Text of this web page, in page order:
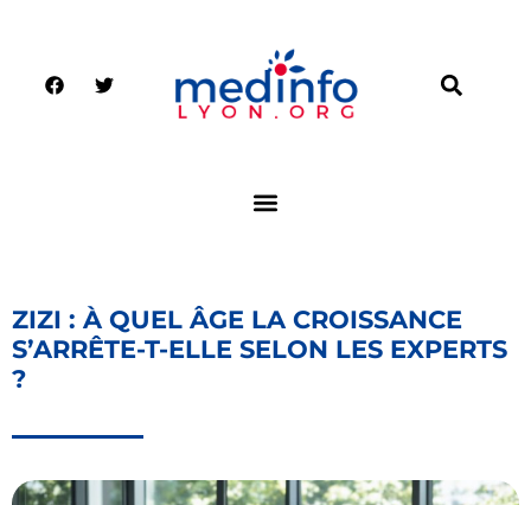
ZIZI : À QUEL ÂGE LA CROISSANCE
S’ARRÊTE-T-ELLE SELON LES EXPERTS
?